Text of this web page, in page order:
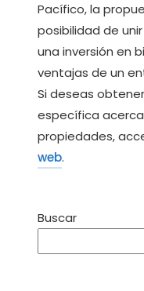
Pacífico, la
posibilidad de
una inversión en
ventajas de un
Si deseas
específica
propiedades,
web.
Buscar